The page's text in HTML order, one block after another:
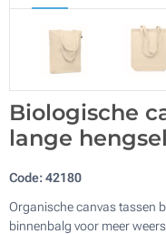
Biologische
lange
Code:42180
Organische canvas tassen
binnenbalg voor meer